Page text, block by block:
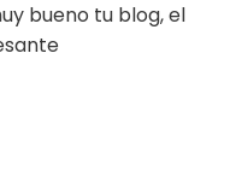
bueno tu blog, el